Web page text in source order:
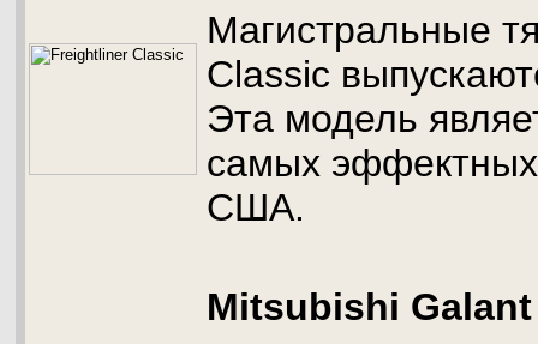
Магистральные
Classic
Эта модель
самых
США.
Mitsubishi Galant